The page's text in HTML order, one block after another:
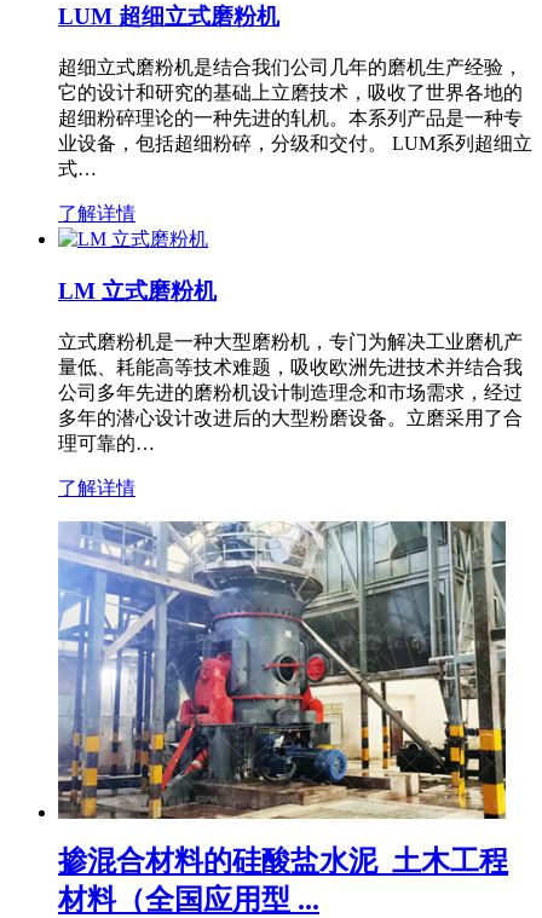
LUM 超细立式磨粉机
超细立式磨粉机是结合我们公司几年的磨机生产经验，
它的设计和研究的基础上立磨技术，吸收了世界各地的
超细粉碎理论的一种先进的轧机。本系列产品是一种专
业设备，包括超细粉碎，分级和交付。 LUM系列超细立
式…
了解详情
LM 立式磨粉机
立式磨粉机是一种大型磨粉机，专门为解决工业磨机产
量低、耗能高等技术难题，吸收欧洲先进技术并结合我
公司多年先进的磨粉机设计制造理念和市场需求，经过
多年的潜心设计改进后的大型粉磨设备。立磨采用了合
理可靠的…
了解详情
掺混合材料的硅酸盐水泥_土木工程
材料（全国应用型 ...